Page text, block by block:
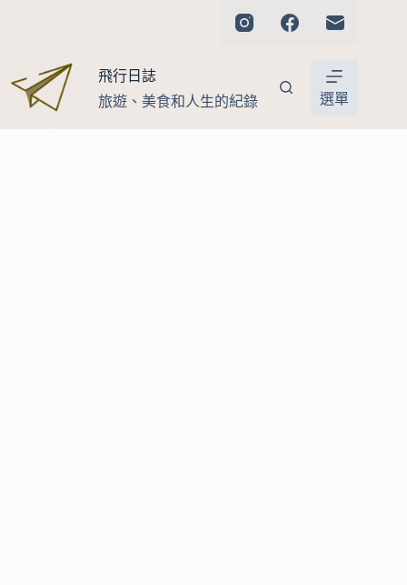
飛行日誌
旅遊、美食和人生的紀錄
選單